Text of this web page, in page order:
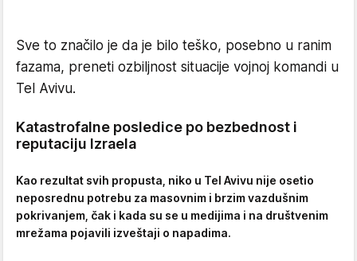
Sve to značilo je da je bilo teško, posebno u ranim
fazama, preneti ozbiljnost situacije vojnoj komandi u
Tel Avivu.
Katastrofalne posledice po bezbednost i
reputaciju Izraela
Kao rezultat svih propusta, niko u Tel Avivu nije osetio
neposrednu potrebu za masovnim i brzim vazdušnim
pokrivanjem, čak i kada su se u medijima i na društvenim
mrežama pojavili izveštaji o napadima.